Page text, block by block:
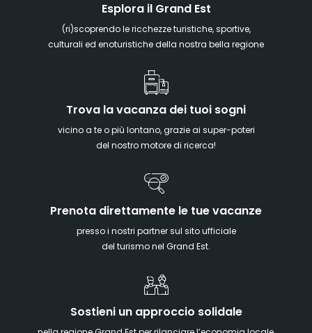
Esplora il Grand Est
(ri)scoprendo le ricchezze turistiche, sportive,
culturali ed enoturistiche della nostra bella regione
Trova la vacanza dei tuoi sogni
vicino a te o più lontano, grazie ai super-poteri
del nostro motore di ricerca!
Prenota direttamente le tue vacanze
presso i nostri partner sul sito ufficiale
del turismo nel Grand Est.
Sostieni un approccio solidale